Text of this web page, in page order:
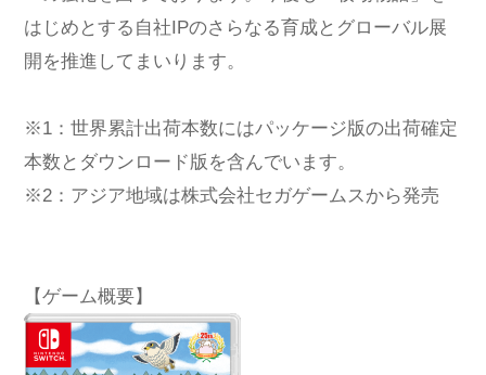
はじめとする自社IPのさらなる育成とグローバル展
開を推進してまいります。
※1：世界累計出荷本数にはパッケージ版の出荷確定
本数とダウンロード版を含んでいます。
※2：アジア地域は株式会社セガゲームスから発売
【ゲーム概要】